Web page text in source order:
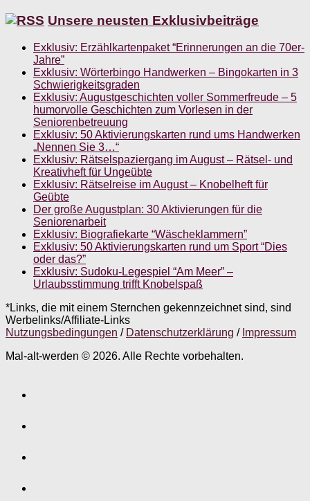
Unsere neusten Exklusivbeiträge
Exklusiv: Erzählkartenpaket “Erinnerungen an die 70er-
Jahre”
Exklusiv: Wörterbingo Handwerken – Bingokarten in 3
Schwierigkeitsgraden
Exklusiv: Augustgeschichten voller Sommerfreude – 5
humorvolle Geschichten zum Vorlesen in der
Seniorenbetreuung
Exklusiv: 50 Aktivierungskarten rund ums Handwerken
„Nennen Sie 3…“
Exklusiv: Rätselspaziergang im August – Rätsel- und
Kreativheft für Ungeübte
Exklusiv: Rätselreise im August – Knobelheft für
Geübte
Der große Augustplan: 30 Aktivierungen für die
Seniorenarbeit
Exklusiv: Biografiekarte “Wäscheklammern”
Exklusiv: 50 Aktivierungskarten rund um Sport “Dies
oder das?”
Exklusiv: Sudoku-Legespiel “Am Meer” –
Urlaubsstimmung trifft Knobelspaß
*Links, die mit einem Sternchen gekennzeichnet sind, sind
Werbelinks/Affiliate-Links
Nutzungsbedingungen / Datenschutzerklärung / Impressum
Mal-alt-werden © 2026. Alle Rechte vorbehalten.